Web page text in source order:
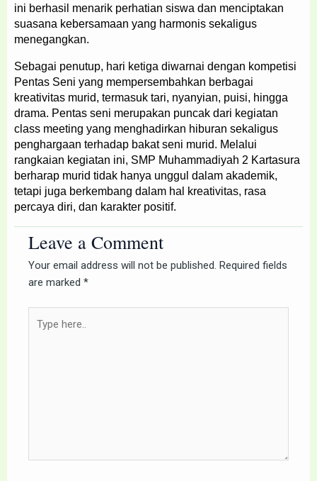
ini berhasil menarik perhatian siswa dan menciptakan
suasana kebersamaan yang harmonis sekaligus
menegangkan.
Sebagai penutup, hari ketiga diwarnai dengan kompetisi
Pentas Seni yang mempersembahkan berbagai
kreativitas murid, termasuk tari, nyanyian, puisi, hingga
drama. Pentas seni merupakan puncak dari kegiatan
class meeting yang menghadirkan hiburan sekaligus
penghargaan terhadap bakat seni murid. Melalui
rangkaian kegiatan ini, SMP Muhammadiyah 2 Kartasura
berharap murid tidak hanya unggul dalam akademik,
tetapi juga berkembang dalam hal kreativitas, rasa
percaya diri, dan karakter positif.
Leave a Comment
Your email address will not be published. Required fields
are marked *
here..